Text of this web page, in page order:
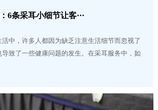
6条采耳小细节让客···
中，许多人都因为缺乏注意生活细节而忽视了
致了一些健康问题的发生。在采耳服务中，如